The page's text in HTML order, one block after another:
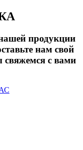
продукции
нам свой
свяжемся с вами